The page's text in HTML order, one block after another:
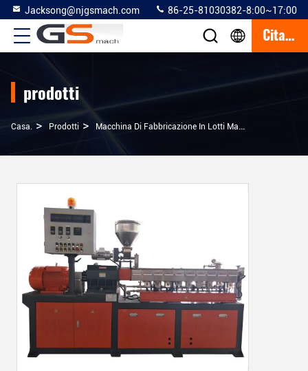
Jacksong@njgsmach.com 86-25-81030382-8:00~17:00
Citazione
prodotti
Casa. > Prodotti > Macchina Di Fabbricazione In Lotti Matrice